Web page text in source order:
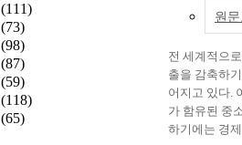
(111)
(73)
(98)
(87)
(59)
(118)
(65)
were
7890A,
suggest that
need to make
the types of
odorization
원
전 세계적으
출을 감축하
어지고 있다.
가 함유된 중
하기에는 경